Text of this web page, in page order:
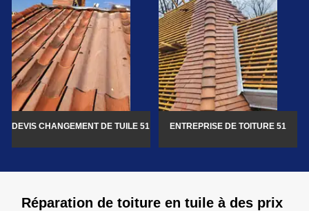
DEVIS CHANGEMENT DE TUILE 51 ENTREPRISE DE TOITURE 51
Réparation de toiture en tuile à des prix